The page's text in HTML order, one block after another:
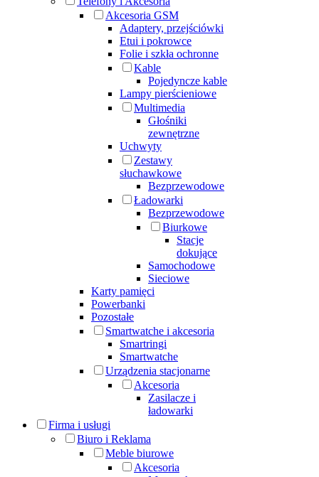
Akcesoria GSM
Adaptery, przejściówki
Etui i pokrowce
Folie i szkła ochronne
Kable
Pojedyncze kable
Lampy pierścieniowe
Multimedia
Głośniki
zewnętrzne
Uchwyty
Zestawy
słuchawkowe
Bezprzewodowe
Ładowarki
Bezprzewodowe
Biurkowe
Stacje
dokujące
Samochodowe
Sieciowe
Karty pamięci
Powerbanki
Pozostałe
Smartwatche i akcesoria
Smartringi
Smartwatche
Urządzenia stacjonarne
Akcesoria
Zasilacze i
ładowarki
Firma i usługi
Biuro i Reklama
Meble biurowe
Akcesoria